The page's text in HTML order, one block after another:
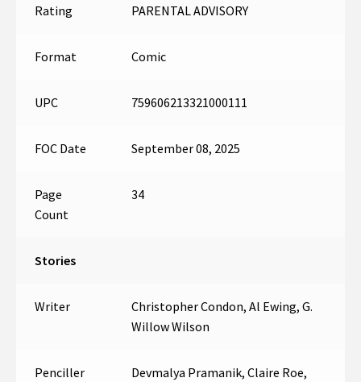
Rating PARENTAL ADVISORY
Format Comic
UPC 759606213321000111
FOC Date September 08, 2025
Page
Count
34
Stories
Writer
Christopher Condon, Al Ewing, G.
Willow Wilson
Penciller
Devmalya Pramanik, Claire Roe,